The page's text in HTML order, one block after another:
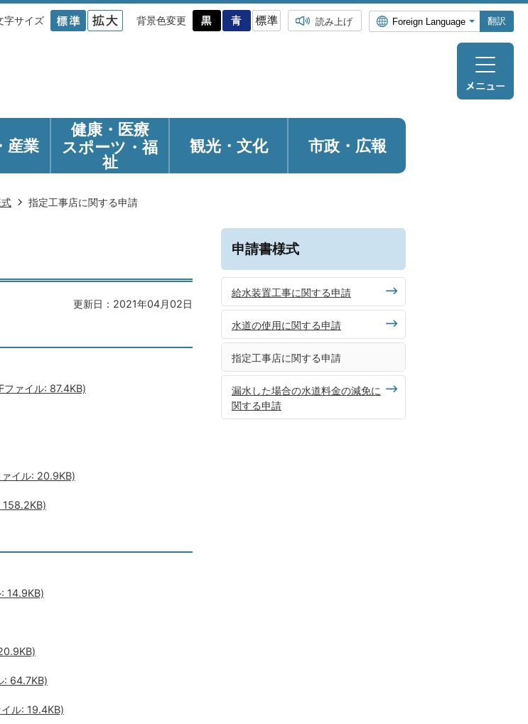
字サイズ 背景色変更 読み上げ 翻訳
産業
健康・医療
スポーツ・福
祉
観光・ 文化 市政・広報
指定工事店に関する申請
更新日：2021年04月02日
ファイル: 87.4KB)
イル: 20.9KB)
158.2KB)
14.9KB)
: 64.7KB)
ル: 19.4KB)
申請書様式
給水装置工事に関する申請
水道の使用に関する申請
指定工事店に関する申請
漏水した場合の水道料金の減免に
関する申請